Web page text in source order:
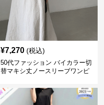
¥7,270 (税込)
50代ファッション バイカラー切
替マキシ丈ノースリーブワンピ